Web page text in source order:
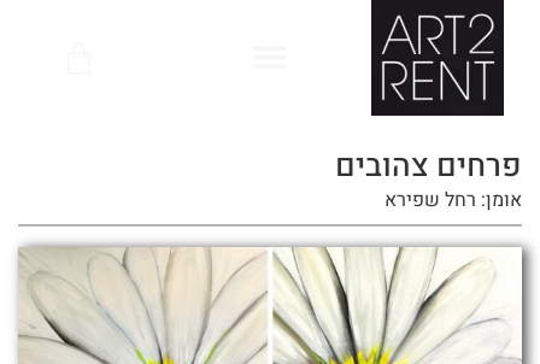
פרחים צהובים
אומן: רחל שפירא